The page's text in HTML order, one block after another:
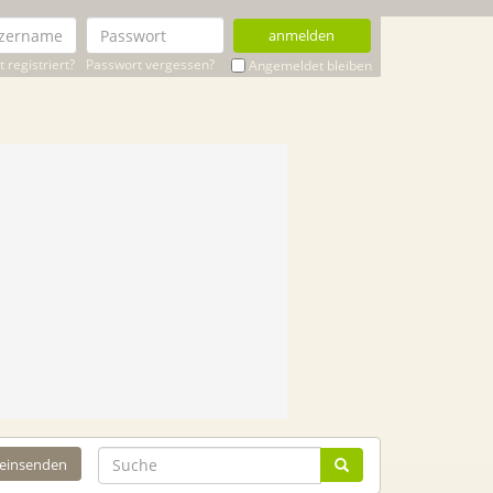
anmelden
registriert? Passwort vergessen? Angemeldet bleiben